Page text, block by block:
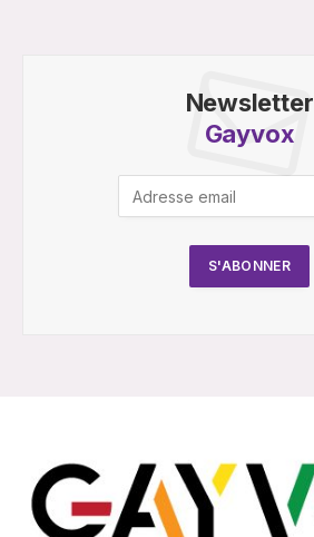
Newsletter
Gayvox